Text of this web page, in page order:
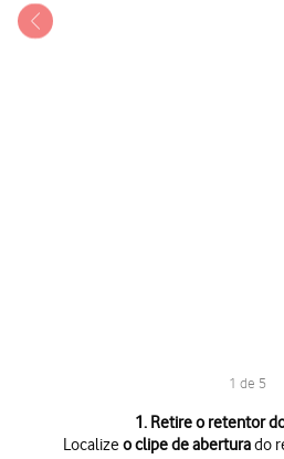
1 de 5
1. Retire o retentor
Localizeo clipe de aberturado